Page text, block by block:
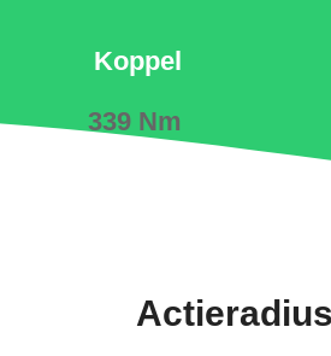
Koppel
339 Nm